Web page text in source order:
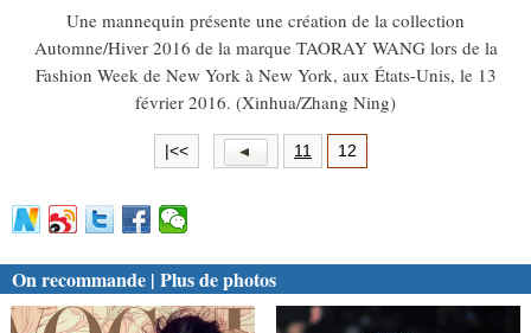
Une mannequin présente une création de la collection
Automne/Hiver 2016 de la marque TAORAY WANG lors de la
Fashion Week de New York à New York, aux États-Unis, le 13
février 2016. (Xinhua/Zhang Ning)
|<< 11 12
On recommande | Plus de photos